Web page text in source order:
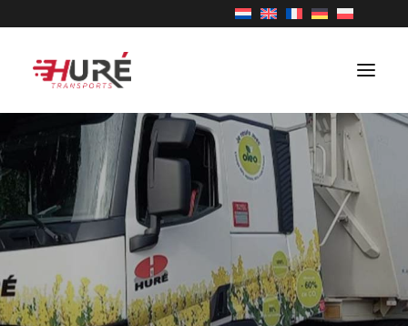
TRANSPORT
OVER ONS
VACATURES
CONTACT